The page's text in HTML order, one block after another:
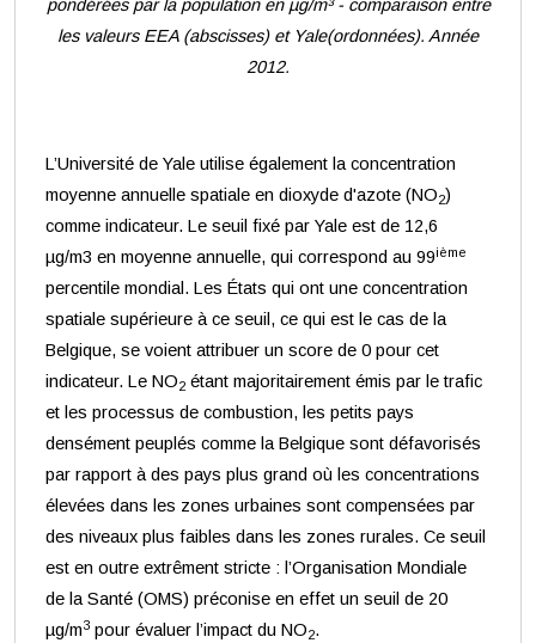
pondérées par la population en µg/m³ - comparaison entre
les valeurs EEA (abscisses) et Yale(ordonnées). Année
2012.
L’Université de Yale utilise également la concentration
moyenne annuelle spatiale en dioxyde d'azote (NO2)
comme indicateur. Le seuil fixé par Yale est de 12,6
µg/m3 en moyenne annuelle, qui correspond au 99ième
percentile mondial. Les États qui ont une concentration
spatiale supérieure à ce seuil, ce qui est le cas de la
Belgique, se voient attribuer un score de 0 pour cet
indicateur. Le NO2 étant majoritairement émis par le trafic
et les processus de combustion, les petits pays
densément peuplés comme la Belgique sont défavorisés
par rapport à des pays plus grand où les concentrations
élevées dans les zones urbaines sont compensées par
des niveaux plus faibles dans les zones rurales. Ce seuil
est en outre extrêment stricte : l’Organisation Mondiale
de la Santé (OMS) préconise en effet un seuil de 20
µg/m3 pour évaluer l’impact du NO2.